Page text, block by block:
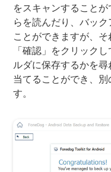
をスキャンすること
らを読んだり、バッ
ことができますが、
「確認」をクリック
ルダに保存するかを
当てることができ、別
す。